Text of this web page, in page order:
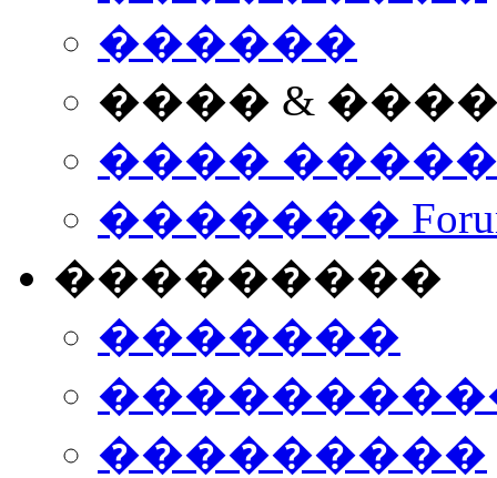
������
���� &
����
�������
���������
�������
���������